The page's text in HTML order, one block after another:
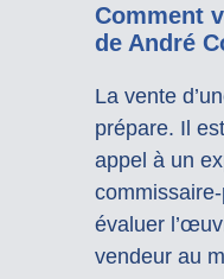
Comment
de André
La vente
prépare. Il
appel à un
évaluer
vendeur au